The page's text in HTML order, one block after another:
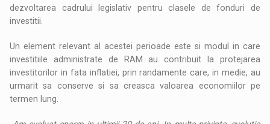
dezvoltarea cadrului legislativ pentru clasele de fonduri de
investitii.
Un element relevant al acestei perioade este si modul in care
investitiile administrate de RAM au contribuit la protejarea
investitorilor in fata inflatiei, prin randamente care, in medie, au
urmarit sa conserve si sa creasca valoarea economiilor pe
termen lung.